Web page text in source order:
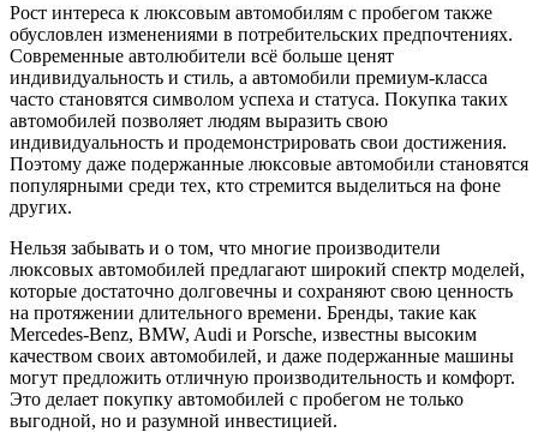
Рост интереса к люксовым автомобилям с пробегом также
обусловлен изменениями в потребительских предпочтениях.
Современные автолюбители всё больше ценят
индивидуальность и стиль, а автомобили премиум-класса
часто становятся символом успеха и статуса. Покупка таких
автомобилей позволяет людям выразить свою
индивидуальность и продемонстрировать свои достижения.
Поэтому даже подержанные люксовые автомобили становятся
популярными среди тех, кто стремится выделиться на фоне
других.
Нельзя забывать и о том, что многие производители
люксовых автомобилей предлагают широкий спектр моделей,
которые достаточно долговечны и сохраняют свою ценность
на протяжении длительного времени. Бренды, такие как
Mercedes-Benz, BMW, Audi и Porsche, известны высоким
качеством своих автомобилей, и даже подержанные машины
могут предложить отличную производительность и комфорт.
Это делает покупку автомобилей с пробегом не только
выгодной, но и разумной инвестицией.